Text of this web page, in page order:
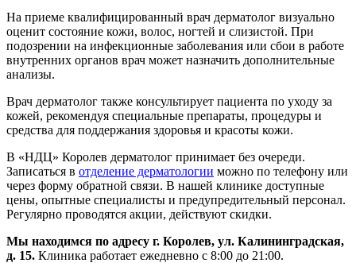
На приеме квалифицированный врач дерматолог визуально
оценит состояние кожи, волос, ногтей и слизистой. При
подозрении на инфекционные заболевания или сбои в работе
внутренних органов врач может назначить дополнительные
анализы.
Врач дерматолог также консультирует пациента по уходу за
кожей, рекомендуя специальные препараты, процедуры и
средства для поддержания здоровья и красоты кожи.
В «НДЦ» Королев дерматолог принимает без очереди.
Записаться в отделение дерматологии можно по телефону или
через форму обратной связи. В нашей клинике доступные
цены, опытные специалисты и предупредительный персонал.
Регулярно проводятся акции, действуют скидки.
Мы находимся по адресу г. Королев, ул. Калининградская,
д. 15. Клиника работает ежедневно с 8:00 до 21:00.